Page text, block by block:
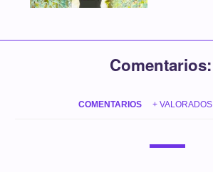
Comentarios:
COMENTARIOS + VALORADOS